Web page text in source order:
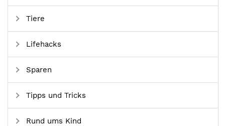
Tiere
Lifehacks
Sparen
Tipps und Tricks
Rund ums Kind